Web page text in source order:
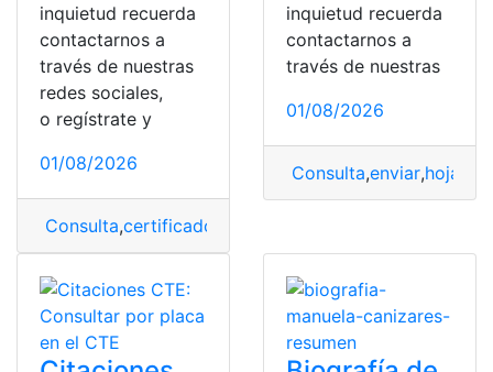
inquietud recuerda
contactarnos a
través de nuestras
redes sociales,
o regístrate y
01/08/2026
Consulta,certificado
inquietud recuerda
contactarnos a
través de nuestras
01/08/2026
Consulta,enviar,hoja de